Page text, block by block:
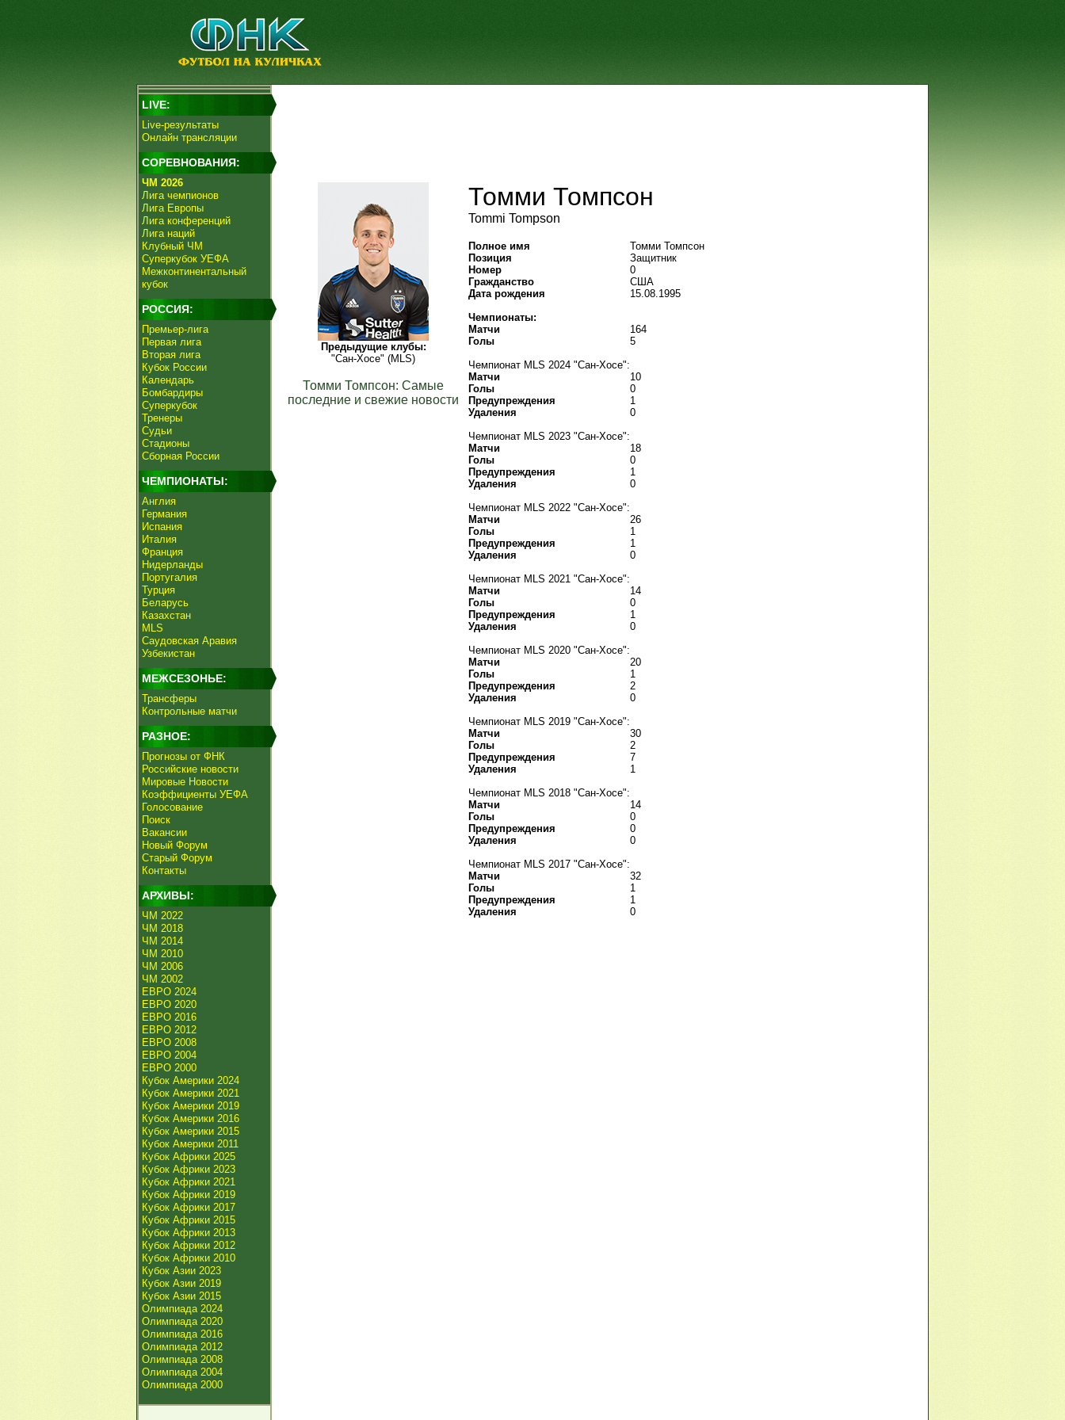
LIVE:
Live-результаты
Онлайн трансляции
СОРЕВНОВАНИЯ:
ЧМ 2026
Лига чемпионов
Лига Европы
Лига конференций
Лига наций
Клубный ЧМ
Суперкубок УЕФА
Межконтинентальный
кубок
РОССИЯ:
Премьер-лига
Первая лига
Вторая лига
Кубок России
Календарь
Бомбардиры
Суперкубок
Тренеры
Судьи
Стадионы
Сборная России
ЧЕМПИОНАТЫ:
Англия
Германия
Испания
Италия
Франция
Нидерланды
Португалия
Турция
Беларусь
Казахстан
MLS
Саудовская Аравия
Узбекистан
МЕЖСЕЗОНЬЕ:
Трансферы
Контрольные матчи
РАЗНОЕ:
Прогнозы от ФНК
Российские новости
Мировые Новости
Коэффициенты УЕФА
Голосование
Поиск
Вакансии
Новый Форум
Старый Форум
Контакты
АРХИВЫ:
ЧМ 2022
ЧМ 2018
ЧМ 2014
ЧМ 2010
ЧМ 2006
ЧМ 2002
ЕВРО 2024
ЕВРО 2020
ЕВРО 2016
ЕВРО 2012
ЕВРО 2008
ЕВРО 2004
ЕВРО 2000
Кубок Америки 2024
Кубок Америки 2021
Кубок Америки 2019
Кубок Америки 2016
Кубок Америки 2015
Кубок Америки 2011
Кубок Африки 2025
Кубок Африки 2023
Кубок Африки 2021
Кубок Африки 2019
Кубок Африки 2017
Кубок Африки 2015
Кубок Африки 2013
Кубок Африки 2012
Кубок Африки 2010
Кубок Азии 2023
Кубок Азии 2019
Кубок Азии 2015
Олимпиада 2024
Олимпиада 2020
Олимпиада 2016
Олимпиада 2012
Олимпиада 2008
Олимпиада 2004
Олимпиада 2000
Предыдущие клубы:
"Сан-Хосе" (MLS)
Томми Томпсон: Самые
последние и свежие новости
Томми Томпсон
Tommi Tompson
Полное имя
Томми Томпсон
Позиция
Защитник
Номер
0
Гражданство
США
Дата рождения
15.08.1995
Чемпионаты:
Матчи
164
Голы
5
Чемпионат MLS 2024 "Сан-Хосе":
Матчи
10
Голы
0
Предупреждения
1
Удаления
0
Чемпионат MLS 2023 "Сан-Хосе":
Матчи
18
Голы
0
Предупреждения
1
Удаления
0
Чемпионат MLS 2022 "Сан-Хосе":
Матчи
26
Голы
1
Предупреждения
1
Удаления
0
Чемпионат MLS 2021 "Сан-Хосе":
Матчи
14
Голы
0
Предупреждения
1
Удаления
0
Чемпионат MLS 2020 "Сан-Хосе":
Матчи
20
Голы
1
Предупреждения
2
Удаления
0
Чемпионат MLS 2019 "Сан-Хосе":
Матчи
30
Голы
2
Предупреждения
7
Удаления
1
Чемпионат MLS 2018 "Сан-Хосе":
Матчи
14
Голы
0
Предупреждения
0
Удаления
0
Чемпионат MLS 2017 "Сан-Хосе":
Матчи
32
Голы
1
Предупреждения
1
Удаления
0